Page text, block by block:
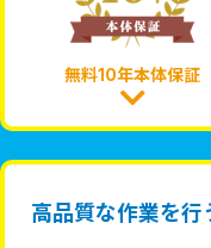
無料10年本体保証
高品質な作業を